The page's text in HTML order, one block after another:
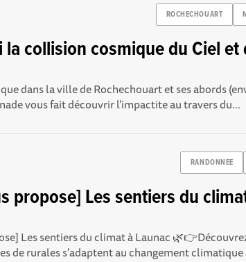
ROCHECHOUART
la collision cosmique du Ciel et
dans la ville de Rochechouart et ses abords
vous fait découvrir l’impactite au travers du...
RANDONNEE
propose] Les sentiers du
Les sentiers du climat à Launac
de rurales s'adaptent au changement climatique